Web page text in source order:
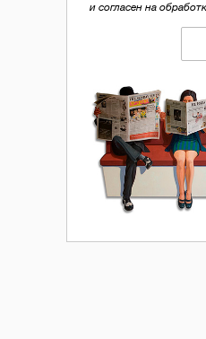
и согласен на